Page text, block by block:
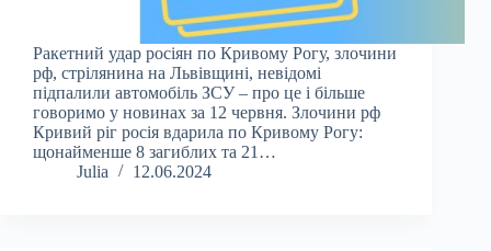
Ракетний удар росіян по Кривому Рогу, злочини
рф, стрілянина на Львівщині, невідомі
підпалили автомобіль ЗСУ – про це і більше
говоримо у новинах за 12 червня. Злочини рф
Кривий ріг росія вдарила по Кривому Рогу:
щонайменше 8 загиблих та 21…
Julia
12.06.2024